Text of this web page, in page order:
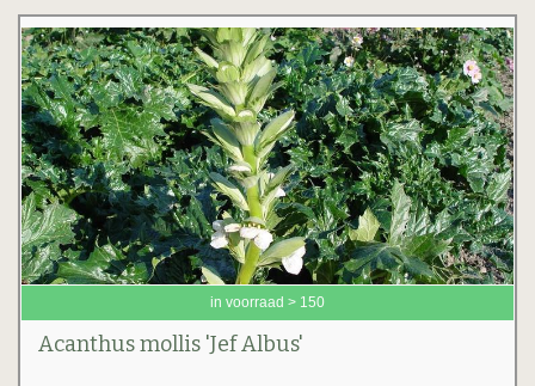
in voorraad > 150
Acanthus mollis 'Jef Albus'